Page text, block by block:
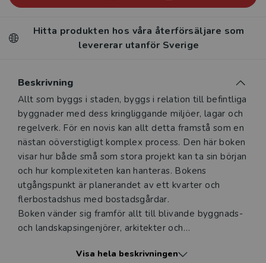
Hitta produkten hos våra återförsäljare som
levererar utanför Sverige
Beskrivning
Beskrivning
Allt som byggs i staden, byggs i relation till befintliga
byggnader med dess kringliggande miljöer, lagar och
regelverk. För en novis kan allt detta framstå som en
nästan oöverstigligt komplex process. Den här boken
visar hur både små som stora projekt kan ta sin början
och hur komplexiteten kan hanteras. Bokens
utgångspunkt är planerandet av ett kvarter och
flerbostadshus med bostadsgårdar.
Boken vänder sig framför allt till blivande byggnads-
och landskapsingenjörer, arkitekter och
till stadsbyggnadshistorik och den svenska
Visa hela beskrivningen